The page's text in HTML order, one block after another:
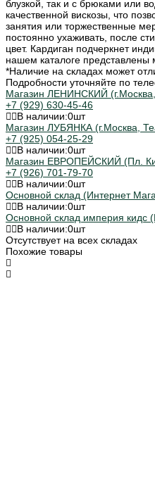
блузкой, так и с брюками или
качественной вискозы, что
занятия или торжественные
постоянно ухаживать, после
цвет. Кардиган подчеркнет
нашем каталоге представлены
*Наличие на складах может
Подробности уточняйте по
Магазин ЛЕНИНСКИЙ (г.Москва,
+7 (929) 630-45-46
В наличии:0шт
Магазин ЛУБЯНКА (г.Москва,
+7 (925) 054-25-29
В наличии:0шт
Магазин ЕВРОПЕЙСКИЙ (Пл.
+7 (926) 701-79-70
В наличии:0шт
Основной склад (Интернет
В наличии:0шт
Основной склад империя
В наличии:0шт
Отсутствует на всех складах
Похожие товары